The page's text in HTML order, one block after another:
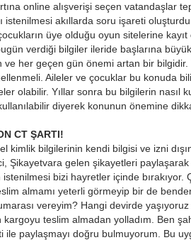
online alışverişi seçen vatandaşlar
istenilmesi akıllarda soru işareti oluşturdu.
üye olduğu oyun sitelerine
verdiği bilgiler ileride başlarına
ve her geçen gün önemi artan bir
Aileler ve çocuklar bu konuda
olabilir. Yıllar sonra bu bilgilerin nasıl
diyerek konunun önemine
CT ŞARTI!
kimlik bilgilerinin kendi bilgisi ve izni
Şikayetvara gelen şikayetleri
istenilmesi bizi hayretler içinde
almamı yeterli görmeyip bir de
vereyim? Hangi devirde
teslim almadan yolladım. Ben
ile paylaşmayı doğru bulmuyorum. Bu